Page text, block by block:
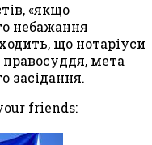
«якщо
небажання
що нотаріуси
правосуддя, мета
засідання.
friends: